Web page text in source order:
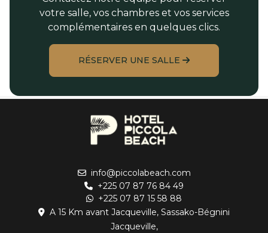
votre salle, vos chambres et vos services
complémentaires en quelques clics.
RÉSERVER UNE SALLE
info@piccolabeach.com
+225 07 87 76 84 49
+225 07 87 15 58 88
A 15 Km avant Jacqueville, Sassako-Bégnini
Jacqueville,